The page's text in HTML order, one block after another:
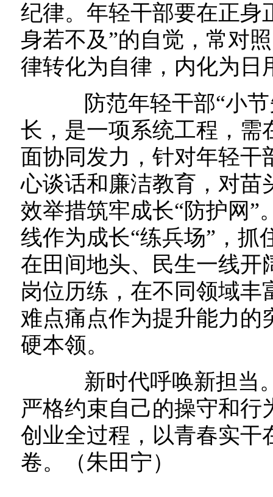
纪律。年轻干部要在正身
身若不及”的自觉，常对
律转化为自律，内化为日
防范年轻干部“小节
长，是一项系统工程，需
面协同发力，针对年轻
心谈话和廉洁教育，对苗
效举措筑牢成长“防护网”
线作为成长“练兵场”，抓
在田间地头、民生一线开
岗位历练，在不同领域
难点痛点作为提升能力的
硬本领。
新时代呼唤新担当。
严格约束自己的操守和
创业全过程，以青春实干
卷。（朱田宁）